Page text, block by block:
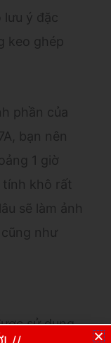
lưu ý đặc
keo ghép
phần của
bạn nên
1 giờ
khô rất
sẽ làm ảnh
như
sử dụng